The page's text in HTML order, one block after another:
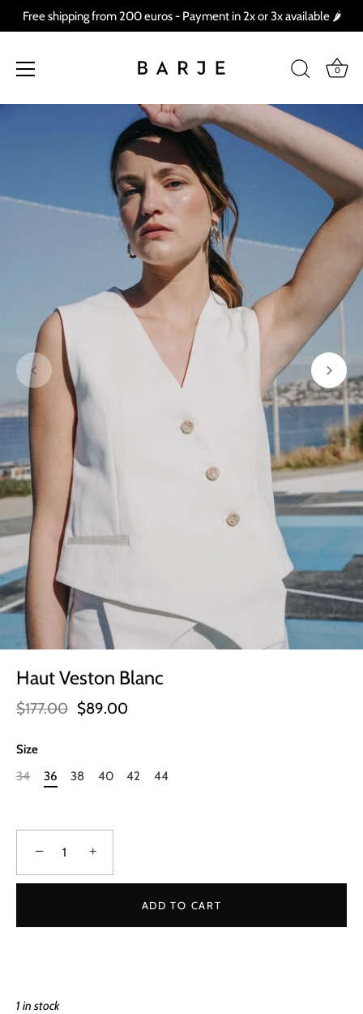
Free shipping from 200 euros - Payment in 2x or 3x available 🌶
0
Haut Veston Blanc
$177.00 $89.00
Size
34
36 38 40 42 44
− +
ADD TO CART
1 in stock